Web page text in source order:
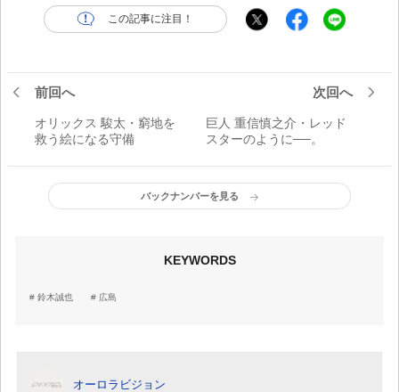
この記事に注目！
前回へ
オリックス 駿太・窮地を
救う絵になる守備
次回へ
巨人 重信慎之介・レッド
スターのように──。
バックナンバーを見る
KEYWORDS
鈴木誠也 広島
オーロラビジョン